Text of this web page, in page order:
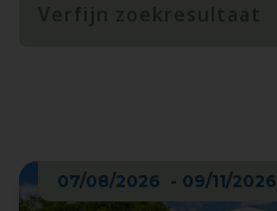
Verfijn zoekresultaat
07/08/2026 - 09/11/2026